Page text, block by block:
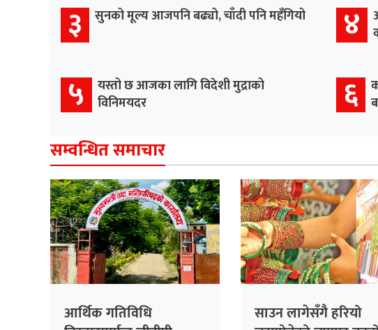
३ सुनको मूल्य आजपनि बढ्यो, चाँदी पनि महँगियो ४
५
यस्तो छ आजका लागि विदेशी मुद्राको
विनिमयदर
६
सम्वन्धित समाचार
आर्थिक गतिविधि
साउन लागेसँगै हरियो